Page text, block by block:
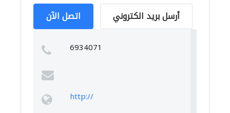
اتصل الآن أرسل بريد الكتروني
6934071
http://